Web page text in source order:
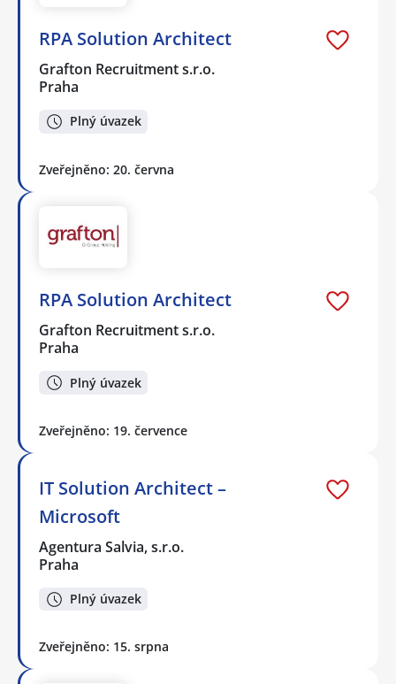
RPA Solution Architect
Grafton Recruitment s.r.o.
Praha
Plný úvazek
Zveřejněno: 20. června
RPA Solution Architect
Grafton Recruitment s.r.o.
Praha
Plný úvazek
Zveřejněno: 19. července
IT Solution Architect –
Microsoft
Agentura Salvia, s.r.o.
Praha
Plný úvazek
Zveřejněno: 15. srpna